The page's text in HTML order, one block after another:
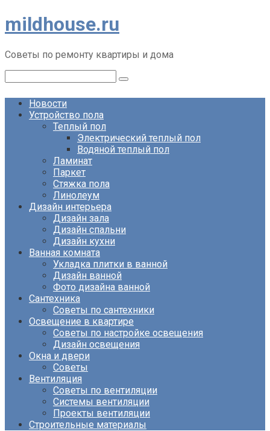
Перейти
кmildhouse.ru
Советы по ремонту квартиры и дома
Новости
Устройство пола
Теплый пол
Электрический теплый пол
Водяной теплый пол
Ламинат
Паркет
Стяжка пола
Линолеум
Дизайн интерьера
Дизайн зала
Дизайн спальни
Дизайн кухни
Ванная комната
Укладка плитки в ванной
Дизайн ванной
Фото дизайна ванной
Сантехника
Советы по сантехники
Освещение в квартире
Советы по настройке освещения
Дизайн освещения
Окна и двери
Советы
Вентиляция
Советы по вентиляции
Системы вентиляции
Проекты вентиляции
Строительные материалы